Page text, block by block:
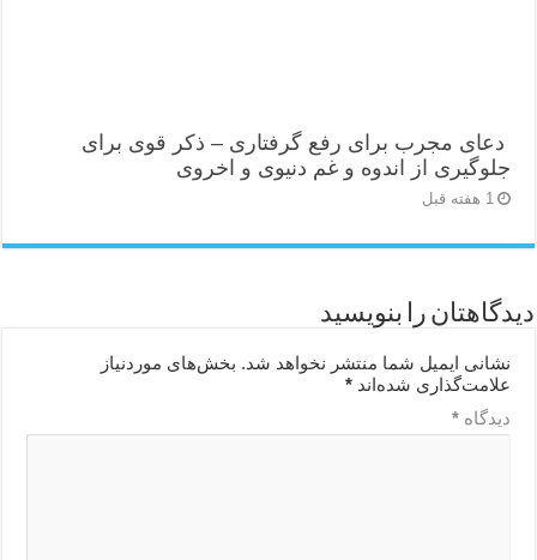
دعای مجرب برای رفع گرفتاری – ذکر قوی برای
جلوگیری از اندوه و غم دنیوی و اخروی
1 هفته قبل
دیدگاهتان را بنویسید
نشانی ایمیل شما منتشر نخواهد شد. بخش‌های موردنیاز
علامت‌گذاری شده‌اند*
دیدگاه*